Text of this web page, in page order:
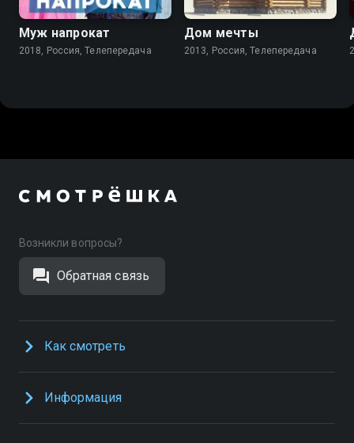
Муж напрокат
2018, Россия, Телепередача
Дом мечты
2013, Россия, Телепередача
Возникли вопросы?
Обратная связь
Как смотреть
Информация